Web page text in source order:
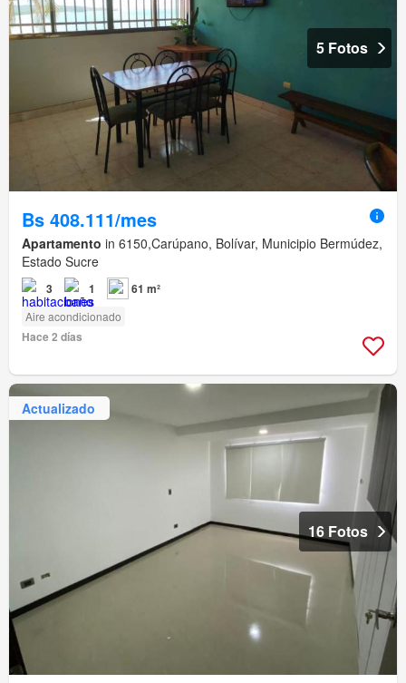
5 Fotos
Bs 408.111/mes
Apartamento in 6150,Carúpano, Bolívar, Municipio Bermúdez,
Estado Sucre
3 1 61 m²
Aire acondicionado
Hace 2 días
Actualizado
16 Fotos